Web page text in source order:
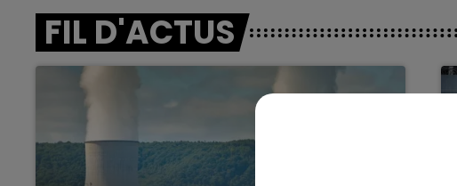
14h00 - 15h00
LA RADIO POP
FIL D'ACTUS